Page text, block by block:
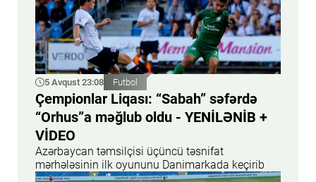
5 Avqust 23:08 Futbol
Çempionlar Liqası: “Sabah” səfərdə
“Orhus”a məğlub oldu - YENİLƏNİB +
VİDEO
Azərbaycan təmsilçisi üçüncü təsnifat
mərhələsinin ilk oyununu Danimarkada keçirib